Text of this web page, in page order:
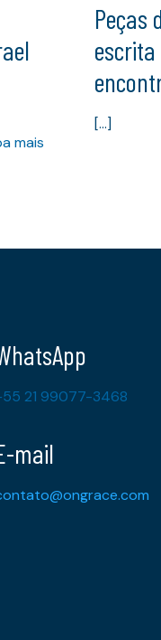
mais
Peças
[…]
21 99077-3468
mail